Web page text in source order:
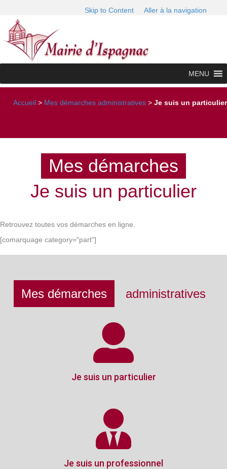
Skip to Content Aller à la navigation
MENU
Accueil > Mes démarches administratives > Je suis un particulier
Mes démarches
Je suis un particulier
Retrouvez toutes vos démarches en ligne.
[comarquage category="part"]
Mes démarches administratives
Je suis un particulier
Je suis un professionnel